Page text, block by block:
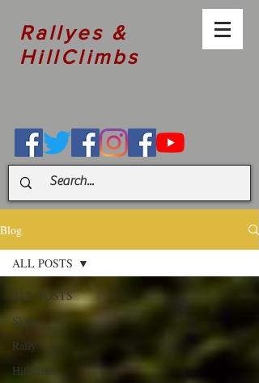
Rallyes &
HillClimbs
Blog
ALL POSTS
Skins
Rally
HillClimb
ALL POSTS